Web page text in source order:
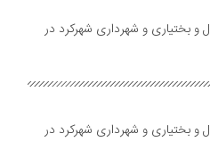
و بختیاری و شهرداری شهرکرد در
و بختیاری و شهرداری شهرکرد در